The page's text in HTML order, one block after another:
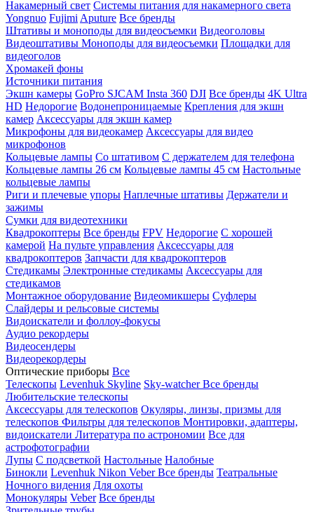
Накамерный свет Системы питания для накамерного света
Yongnuo Fujimi Aputure Все бренды
Штативы и моноподы для видеосъемки Видеоголовы
Видеоштативы Моноподы для видеосъемки Площадки для
видеоголов
Хромакей фоны
Источники питания
Экшн камеры GoPro SJCAM Insta 360 DJI Все бренды 4K Ultra
HD Недорогие Водонепроницаемые Крепления для экшн
камер Аксессуары для экшн камер
Микрофоны для видеокамер Аксессуары для видео
микрофонов
Кольцевые лампы Со штативом C держателем для телефона
Кольцевые лампы 26 см Кольцевые лампы 45 см Настольные
кольцевые лампы
Риги и плечевые упоры Наплечные штативы Держатели и
зажимы
Сумки для видеотехники
Квадрокоптеры Все бренды FPV Недорогие С хорошей
камерой На пульте управления Аксессуары для
квадрокоптеров Запчасти для квадрокоптеров
Стедикамы Электронные стедикамы Аксессуары для
стедикамов
Монтажное оборудование Видеомикшеры Суфлеры
Слайдеры и рельсовые системы
Видоискатели и фоллоу-фокусы
Аудио рекордеры
Видеосендеры
Видеорекордеры
Оптические приборы Все
Телескопы Levenhuk Skyline Sky-watcherВсе бренды
Любительские телескопы
Аксессуары для телескопов Окуляры, линзы, призмы для
телескопов Фильтры для телескопов Монтировки, адаптеры,
видоискатели Литература по астрономии Все для
астрофотографии
Лупы С подсветкой Настольные Налобные
Бинокли Levenhuk Nikon VeberВсе бренды Театральные
Ночного видения Для охоты
Монокуляры Veber Все бренды